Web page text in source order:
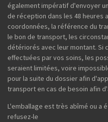
également impératif d'envoyer
de réception dans les 48 heures
coordonnées, la référence du
le bon de transport, les
détériorés avec leur montant. Si
effectuées par vos soins, les
seraient limitées, voire
pour la suite du dossier afin
transport en cas de besoin afin
L'emballage est très abîmé ou a
refusez-le